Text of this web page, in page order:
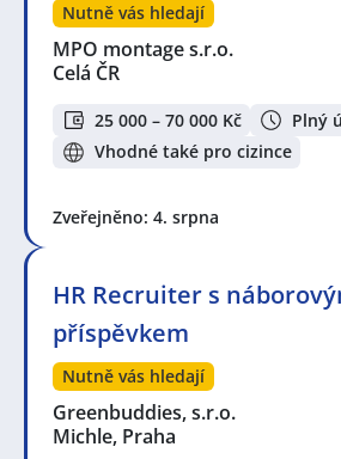
Nutně vás hledají
MPO montage s.r.o.
Celá ČR
25 000 – 70 000 Kč
Plný
Vhodné také pro cizince
Zveřejněno: 4. srpna
HR Recruiter s
příspěvkem
Nutně vás hledají
Greenbuddies, s.r.o.
Michle, Praha